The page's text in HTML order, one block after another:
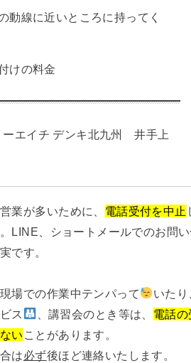
動線に近いところに持ってく
けの料金
ーエイチ デンキ北九州 井手上
業が多いために、 電話受付を中止
LINE、ショートメールでのお問
です。
場での作業中テンパって
いたり
ス
、講習会のとき等は、 電話の
い ことがあります。
は必ず後ほど連絡いたします。